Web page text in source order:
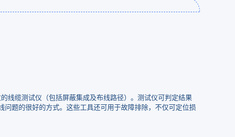
线缆测试仪（包括屏蔽集成及布线路径）。测试仪可判定结果
问题的很好的方式。这些工具还可用于故障排除，不仅可定位损